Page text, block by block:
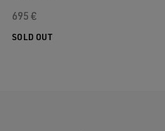
695 €
SOLD OUT